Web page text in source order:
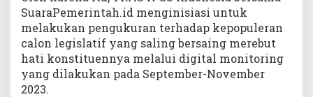
SuaraPemerintah.id menginisiasi untuk
melakukan pengukuran terhadap kepopuleran
calon legislatif yang saling bersaing merebut
hati konstituennya melalui digital monitoring
yang dilakukan pada September-November
2023.